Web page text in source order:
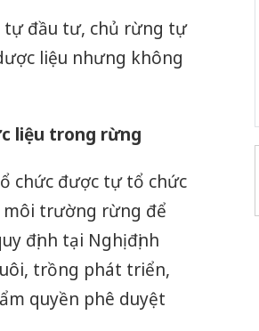
đầu tư, chủ rừng tự
liệu nhưng không
liệu trong rừng
chức được tự tổ chức
môi trường rừng để
định tại Nghị định
trồng phát triển,
quyền phê duyệt
hại trong vụ án buôn
bán bình sữa
Moyuum giả